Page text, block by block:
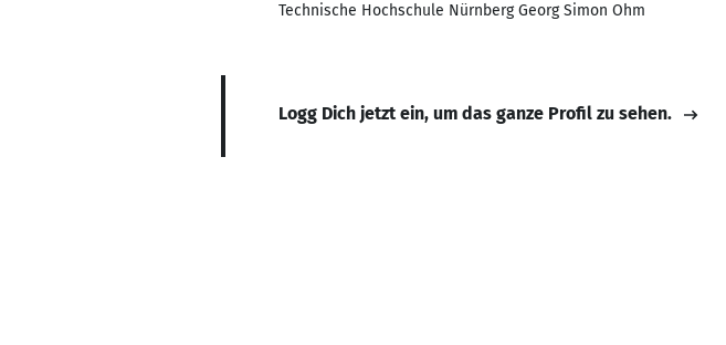
Technische Hochschule Nürnberg Georg Simon Ohm
Logg Dich jetzt ein, um das ganze Profil zu sehen.